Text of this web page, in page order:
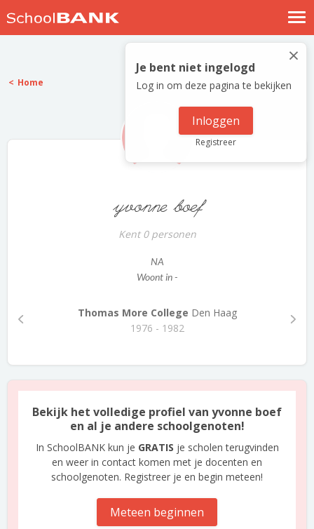
Nostalgische verhalen
Log in
Meld je gratis aan
×
Je bent niet ingelogd
Log in om deze pagina te bekijken
Inloggen
Registreer
Home
yvonne boef
Kent 0 personen
NA
Woont in -
Thomas More College Den Haag
1976 - 1982
Bekijk het volledige profiel van yvonne boef
en al je andere schoolgenoten!
In SchoolBANK kun je GRATIS je scholen terugvinden
en weer in contact komen met je docenten en
schoolgenoten. Registreer je en begin meteen!
Meteen beginnen